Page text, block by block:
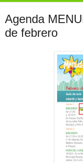
Agenda
de febrero